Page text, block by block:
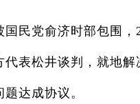
党俞济时部包围，
表松井谈判，就地解
达成协议。